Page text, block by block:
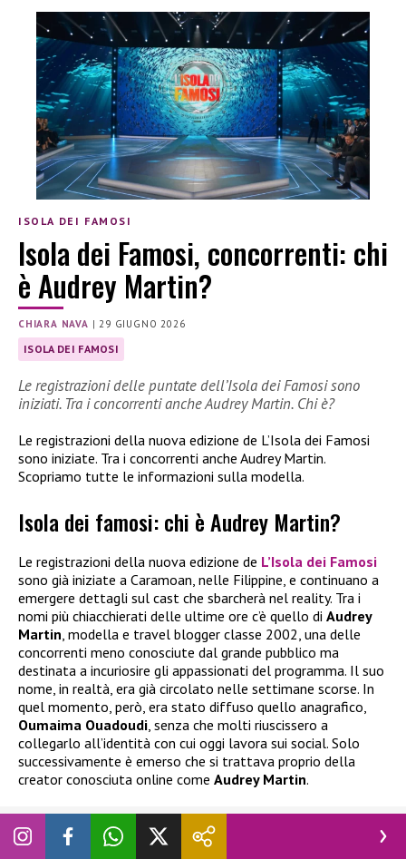
ISOLA DEI FAMOSI
Isola dei Famosi, concorrenti: chi
è Audrey Martin?
CHIARA NAVA |29 GIUGNO 2026
ISOLA DEI FAMOSI
Le registrazioni delle puntate dell’Isola dei Famosi sono
iniziati. Tra i concorrenti anche Audrey Martin. Chi è?
Le registrazioni della nuova edizione de L’Isola dei Famosi
sono iniziate. Tra i concorrenti anche Audrey Martin.
Scopriamo tutte le informazioni sulla modella.
Isola dei famosi: chi è Audrey Martin?
Le registrazioni della nuova edizione de L’Isola dei Famosi
sono già iniziate a Caramoan, nelle Filippine, e continuano a
emergere dettagli sul cast che sbarcherà nel reality. Tra i
nomi più chiacchierati delle ultime ore c’è quello di Audrey
Martin, modella e travel blogger classe 2002, una delle
concorrenti meno conosciute dal grande pubblico ma
destinata a incuriosire gli appassionati del programma. Il suo
nome, in realtà, era già circolato nelle settimane scorse. In
quel momento, però, era stato diffuso quello anagrafico,
Oumaima Ouadoudi, senza che molti riuscissero a
collegarlo all’identità con cui oggi lavora sui social. Solo
successivamente è emerso che si trattava proprio della
creator conosciuta online come Audrey Martin.